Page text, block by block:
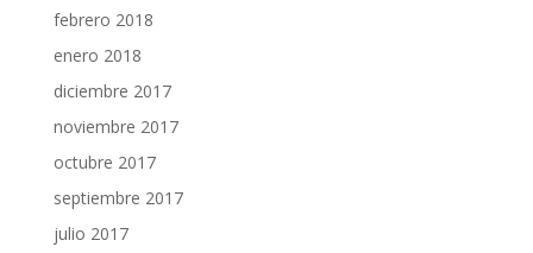
febrero 2018
enero 2018
diciembre 2017
noviembre 2017
octubre 2017
septiembre 2017
julio 2017